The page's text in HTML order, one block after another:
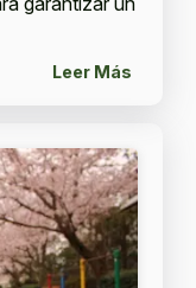
Leer Más